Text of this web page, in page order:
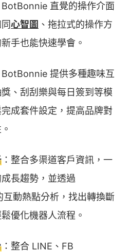
BotBonnie 直覺的操作介面
心智圖 、拖拉式的操作方
手也能快速學會。
BotBonnie 提供多種趣味互
、刮刮樂與每日簽到等模
成套件設定，提高品牌對
：整合多渠道客戶資訊，一
長趨勢，並透過
動熱點分析，找出轉換斷
優化機器人流程。
：整合 LINE、FB